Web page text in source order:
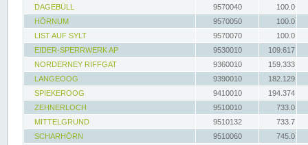
DAGEBÜLL 9570040
100.0
HÖRNUM
9570050
100.0
LIST AUF SYLT
9570070
100.0
EIDER-SPERRWERK AP
9530010
109.617
NORDERNEY RIFFGAT
9360010
159.333
LANGEOOG
9390010
182.129
SPIEKEROOG
9410010
194.374
ZEHNERLOCH
9510010
733.0
MITTELGRUND
9510132
733.7
SCHARHÖRN
9510060
745.0